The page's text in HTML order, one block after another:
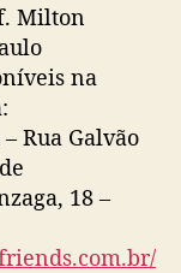
Milton
na
Rua Galvão
18 –